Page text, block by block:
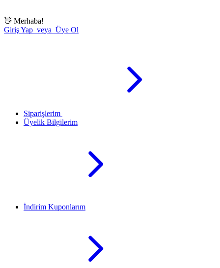
👋 Merhaba!
Giriş Yap veya Üye Ol
Siparişlerim
Üyelik Bilgilerim
İndirim Kuponlarım